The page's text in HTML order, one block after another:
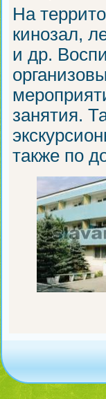
На
кинозал,
и др.
занятия.
также по